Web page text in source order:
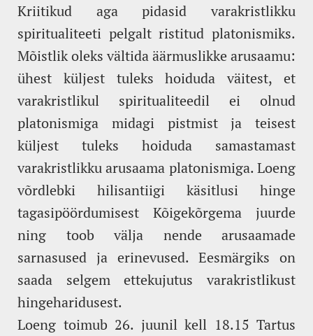
Kriitikud aga pidasid varakristlikku
spiritualiteeti pelgalt ristitud platonismiks.
Mõistlik oleks vältida äärmuslikke arusaamu:
ühest küljest tuleks hoiduda väitest, et
varakristlikul spiritualiteedil ei olnud
platonismiga midagi pistmist ja teisest
küljest tuleks hoiduda samastamast
varakristlikku arusaama platonismiga. Loeng
võrdlebki hilisantiigi käsitlusi hinge
tagasipöördumisest Kõigekõrgema juurde
ning toob välja nende arusaamade
sarnasused ja erinevused. Eesmärgiks on
saada selgem ettekujutus varakristlikust
hingeharidusest.
Loeng toimub 26. juunil kell 18.15 Tartus